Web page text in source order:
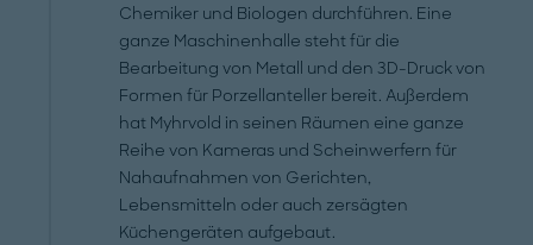
Chemiker und Biologen durchführen. Eine
ganze Maschinenhalle steht für die
Bearbeitung von Metall und den 3D-Druck von
Formen für Porzellanteller bereit. Außerdem
hat ­Myhrvold in seinen Räumen eine ganze
Reihe von Kameras und Scheinwerfern für
Nahaufnahmen von Gerichten,
Lebensmitteln oder auch zersägten
Küchengeräten aufgebaut.